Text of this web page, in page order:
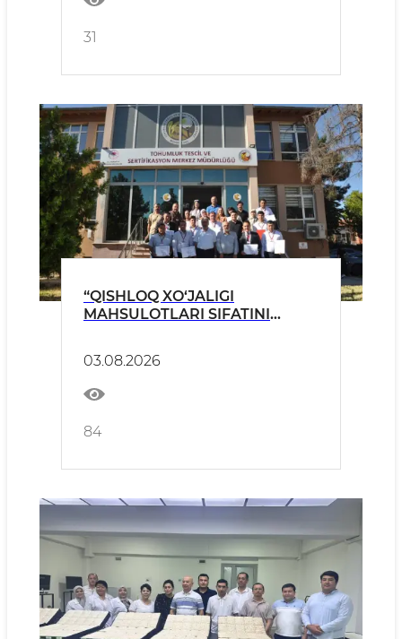
31
“QISHLOQ XO‘JALIGI
MAHSULOTLARI SIFATINI
BIR MUHIM QADAM
03.08.2026
84